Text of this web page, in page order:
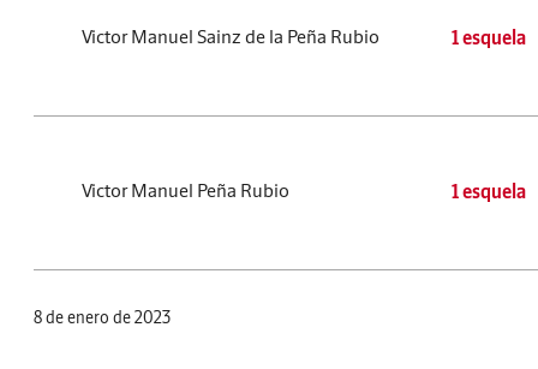
Victor Manuel Sainz de la Peña Rubio 1 esquela
Victor Manuel Peña Rubio 1 esquela
8 de enero de 2023